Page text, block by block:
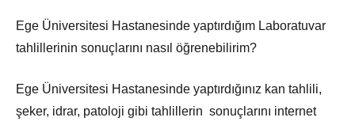
Ege Üniversitesi Hastanesinde yaptırdığım Laboratuvar
tahlillerinin sonuçlarını nasıl öğrenebilirim?
Ege Üniversitesi Hastanesinde yaptırdığınız kan tahlili,
şeker, idrar, patoloji gibi tahlillerin sonuçlarını internet